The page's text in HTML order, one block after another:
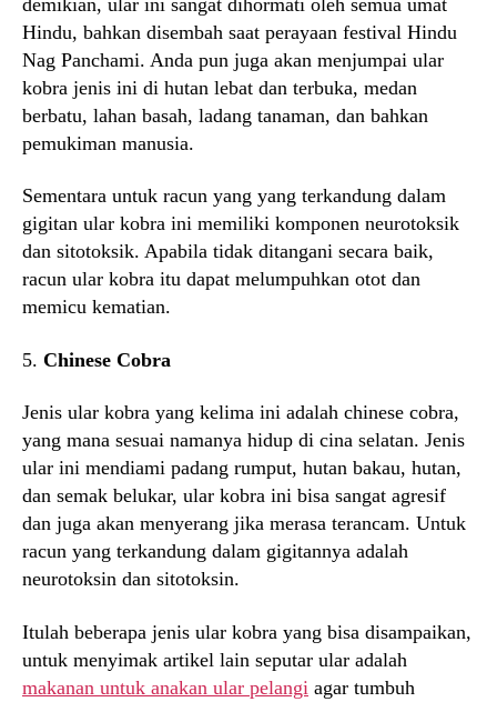
Hindu, bahkan disembah saat perayaan festival Hindu
Nag Panchami. Anda pun juga akan menjumpai ular
kobra jenis ini di hutan lebat dan terbuka, medan
berbatu, lahan basah, ladang tanaman, dan bahkan
pemukiman manusia.
Sementara untuk racun yang yang terkandung dalam
gigitan ular kobra ini memiliki komponen neurotoksik
dan sitotoksik. Apabila tidak ditangani secara baik,
racun ular kobra itu dapat melumpuhkan otot dan
memicu kematian.
5. Chinese Cobra
Jenis ular kobra yang kelima ini adalah chinese cobra,
yang mana sesuai namanya hidup di cina selatan. Jenis
ular ini mendiami padang rumput, hutan bakau, hutan,
dan semak belukar, ular kobra ini bisa sangat agresif
dan juga akan menyerang jika merasa terancam. Untuk
racun yang terkandung dalam gigitannya adalah
neurotoksin dan sitotoksin.
Itulah beberapa jenis ular kobra yang bisa disampaikan,
untuk menyimak artikel lain seputar ular adalah
makanan untuk anakan ular pelangi agar tumbuh